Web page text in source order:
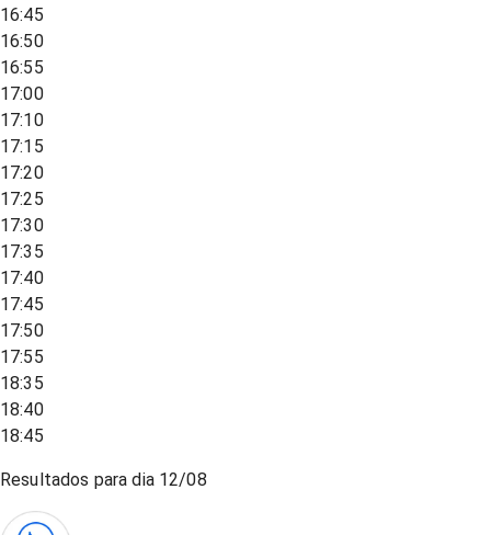
16:45
16:50
16:55
17:00
17:10
17:15
17:20
17:25
17:30
17:35
17:40
17:45
17:50
17:55
18:35
18:40
18:45
Resultados para dia 12/08